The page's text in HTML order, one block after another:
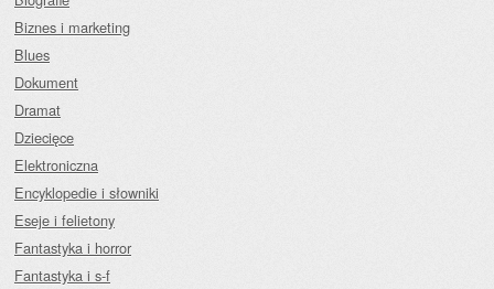
Biznes i marketing
Blues
Dokument
Dramat
Dziecięce
Elektroniczna
Encyklopedie i słowniki
Eseje i felietony
Fantastyka i horror
Fantastyka i s-f